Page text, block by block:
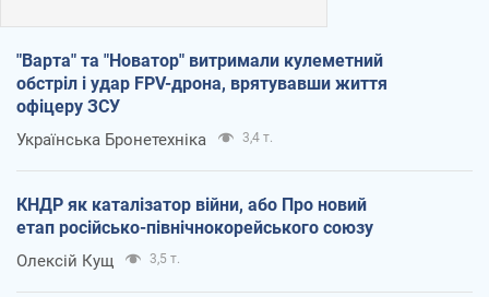
"Варта" та "Новатор" витримали кулеметний
обстріл і удар FPV-дрона, врятувавши життя
офіцеру ЗСУ
Українська Бронетехніка 3,4 т.
КНДР як каталізатор війни, або Про новий
етап російсько-північнокорейського союзу
Олексій Кущ 3,5 т.